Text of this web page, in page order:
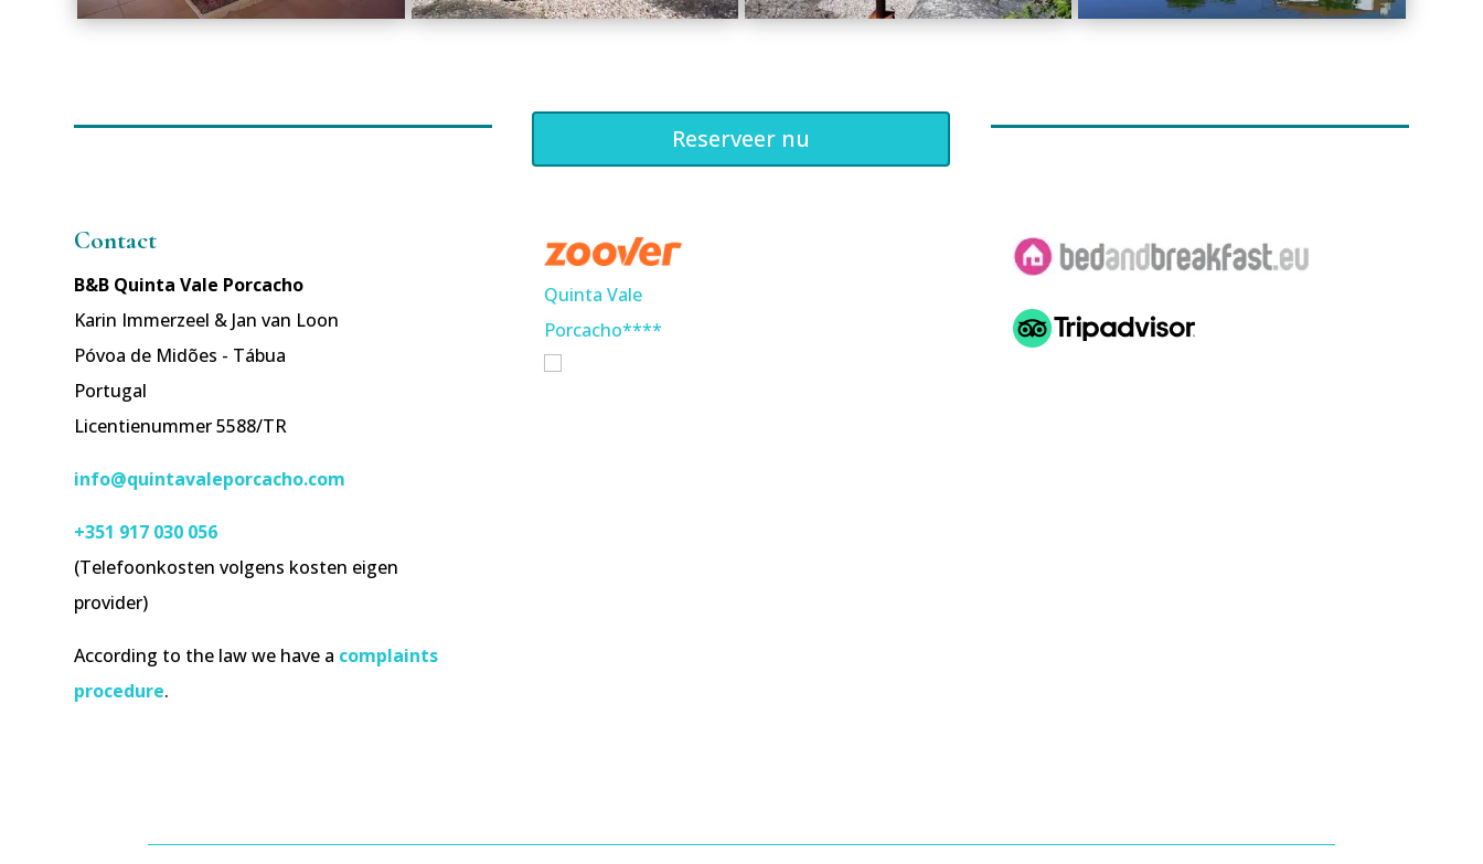
Reserveer nu
Contact
B&B Quinta Vale Porcacho
Karin Immerzeel & Jan van Loon
Póvoa de Midões - Tábua
Portugal
Licentienummer 5588/TR
info@quintavaleporcacho.com
+351 917 030 056
(Telefoonkosten volgens kosten eigen
provider)
According to the law we have a complaints
procedure.
Quinta Vale
Porcacho****